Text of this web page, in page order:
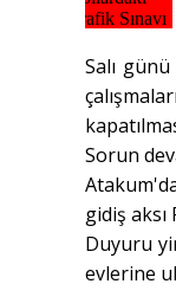
Salı
Sorun
gidiş
Duyuru
evlerine